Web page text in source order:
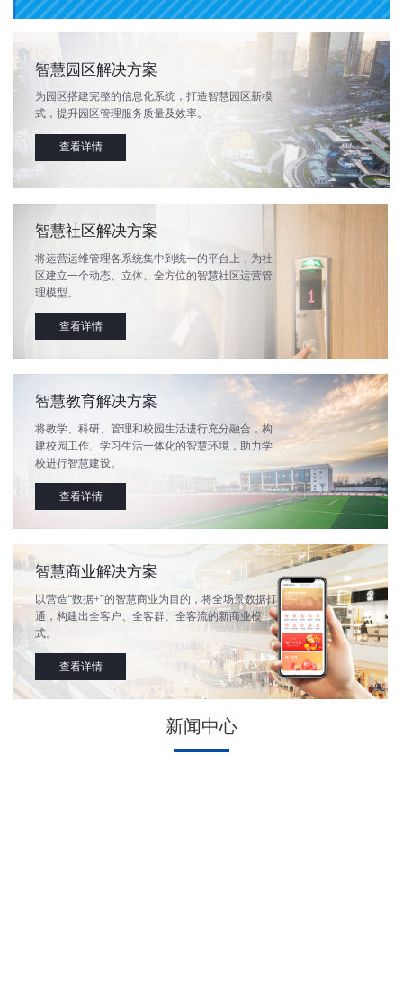
智慧园区解决方案
为园区搭建完整的信息化系统，打造智慧园区新模
式，提升园区管理服务质量及效率。
查看详情
智慧社区解决方案
将运营运维管理各系统集中到统一的平台上，为社
区建立一个动态、立体、全方位的智慧社区运营管
理模型。
查看详情
智慧教育解决方案
将教学、科研、管理和校园生活进行充分融合，构
建校园工作、学习生活一体化的智慧环境，助力学
校进行智慧建设。
查看详情
智慧商业解决方案
以营造“数据+”的智慧商业为目的，将全场景数据打
通，构建出全客户、全客群、全客流的新商业模
式。
查看详情
新闻中心